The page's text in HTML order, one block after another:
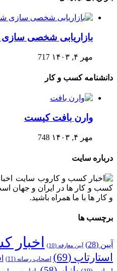
بازاریابی شخصی
مهر ۴, ۱۴۰۳ 717
دانشنامه کسب و کار
وارن بافت کیست
مهر ۴, ۱۴۰۳ 748
درباره سایت
وب سایت
کسب و کار ها در ایران و جهان
و کار ها با ما همراه باشید.
برچسب ها
آیین (28) آیین معارفه (10) اخبار
استارتاپ (69) اصحاب رسانه (11)